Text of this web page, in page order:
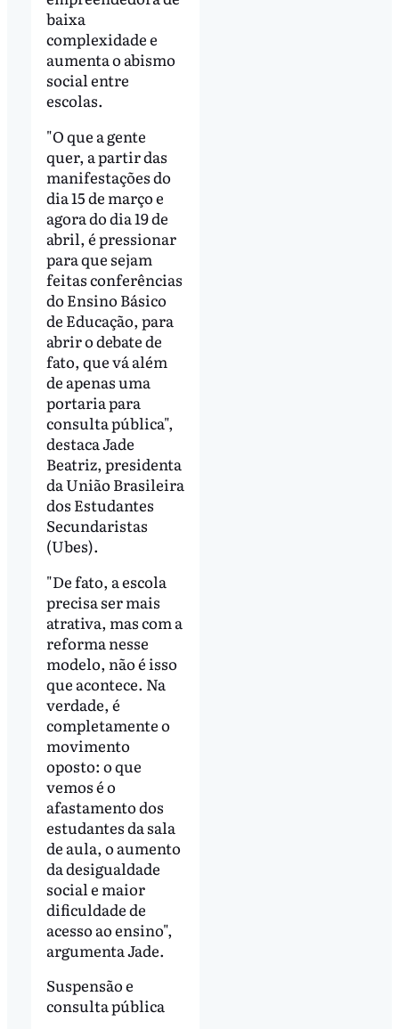
baixa
complexidade e
aumenta o abismo
social entre
escolas.
"O que a gente
quer, a partir das
manifestações do
dia 15 de março e
agora do dia 19 de
abril, é pressionar
para que sejam
feitas conferências
do Ensino Básico
de Educação, para
abrir o debate de
fato, que vá além
de apenas uma
portaria para
consulta pública",
destaca Jade
Beatriz, presidenta
da União Brasileira
dos Estudantes
Secundaristas
(Ubes).
"De fato, a escola
precisa ser mais
atrativa, mas com a
reforma nesse
modelo, não é isso
que acontece. Na
verdade, é
completamente o
movimento
oposto: o que
vemos é o
afastamento dos
estudantes da sala
de aula, o aumento
da desigualdade
social e maior
dificuldade de
acesso ao ensino",
argumenta Jade.
Suspensão e
consulta pública